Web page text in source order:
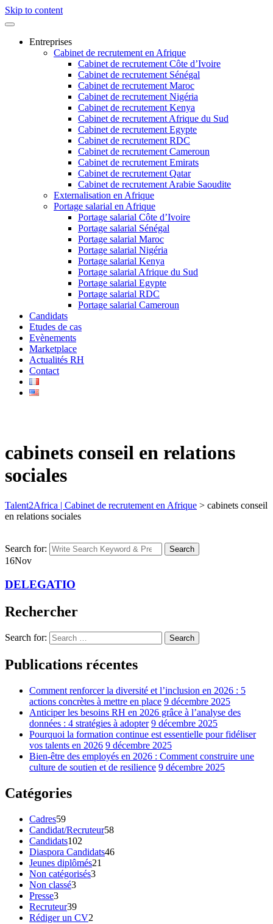
Skip to content
Entreprises
Cabinet de recrutement en Afrique
Cabinet de recrutement Côte d’Ivoire
Cabinet de recrutement Sénégal
Cabinet de recrutement Maroc
Cabinet de recrutement Nigéria
Cabinet de recrutement Kenya
Cabinet de recrutement Afrique du Sud
Cabinet de recrutement Egypte
Cabinet de recrutement RDC
Cabinet de recrutement Cameroun
Cabinet de recrutement Emirats
Cabinet de recrutement Qatar
Cabinet de recrutement Arabie Saoudite
Externalisation en Afrique
Portage salarial en Afrique
Portage salarial Côte d’Ivoire
Portage salarial Sénégal
Portage salarial Maroc
Portage salarial Nigéria
Portage salarial Kenya
Portage salarial Afrique du Sud
Portage salarial Egypte
Portage salarial RDC
Portage salarial Cameroun
Candidats
Etudes de cas
Evènements
Marketplace
Actualités RH
Contact
cabinets conseil en relations
sociales
Talent2Africa | Cabinet de recrutement en Afrique > cabinets conseil
en relations sociales
Search for: Search
16Nov
DELEGATIO
Rechercher
Search for: Search
Publications récentes
Comment renforcer la diversité et l’inclusion en 2026 : 5
actions concrètes à mettre en place 9 décembre 2025
Anticiper les besoins RH en 2026 grâce à l’analyse des
données : 4 stratégies à adopter 9 décembre 2025
Pourquoi la formation continue est essentielle pour fidéliser
vos talents en 2026 9 décembre 2025
Bien-être des employés en 2026 : Comment construire une
culture de soutien et de resilience 9 décembre 2025
Catégories
Cadres59
Candidat/Recruteur58
Candidats102
Diaspora Candidats46
Jeunes diplômés21
Non catégorisés3
Non classé3
Presse3
Recruteur39
Rédiger un CV2